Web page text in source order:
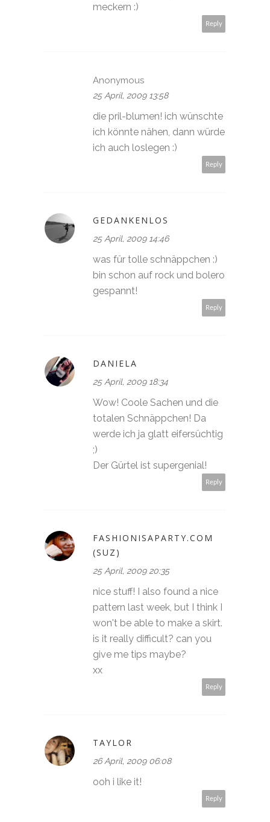
meckern :)
Reply
Anonymous
25 April, 2009 13:58
die pril-blumen! ich wünschte
ich könnte nähen, dann würde
ich auch loslegen :)
Reply
GEDANKENLOS
25 April, 2009 14:46
was für tolle schnäppchen :)
bin schon auf rock und bolero
gespannt!
Reply
DANIELA
25 April, 2009 18:34
Wow! Coole Sachen und die
totalen Schnäppchen! Da
werde ich ja glatt eifersüchtig
;)
Der Gürtel ist supergenial!
Reply
FASHIONISAPARTY.COM
(SUZ)
25 April, 2009 20:35
nice stuff! I also found a nice
pattern last week, but I think I
won't be able to make a skirt.
is it really difficult? can you
give me tips maybe?
xx
Reply
TAYLOR
26 April, 2009 06:08
ooh i like it!
Reply